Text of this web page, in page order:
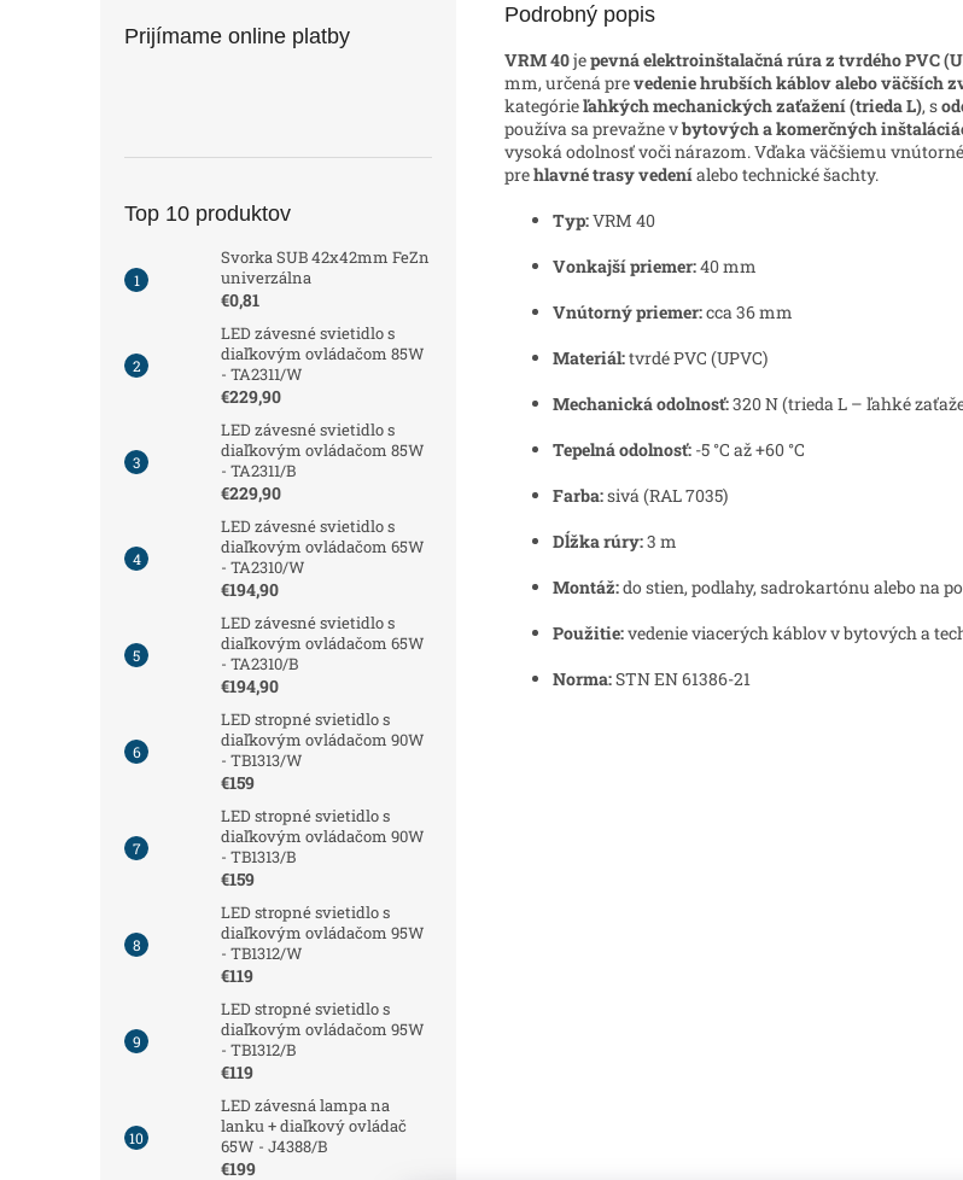
Prijímame online platby
Top 10 produktov
Svorka SUB 42x42mm FeZn
univerzálna
€0,81
LED závesné svietidlo s
diaľkovým ovládačom 85W
- TA2311/W
€229,90
LED závesné svietidlo s
diaľkovým ovládačom 85W
- TA2311/B
€229,90
LED závesné svietidlo s
diaľkovým ovládačom 65W
- TA2310/W
€194,90
LED závesné svietidlo s
diaľkovým ovládačom 65W
- TA2310/B
€194,90
LED stropné svietidlo s
diaľkovým ovládačom 90W
- TB1313/W
€159
LED stropné svietidlo s
diaľkovým ovládačom 90W
- TB1313/B
€159
LED stropné svietidlo s
diaľkovým ovládačom 95W
- TB1312/W
€119
LED stropné svietidlo s
diaľkovým ovládačom 95W
- TB1312/B
€119
LED závesná lampa na
lanku + diaľkový ovládač
65W - J4388/B
€199
Podrobný popis
VRM 40jepevná elektroinštalačná rúra z tvrdého PVC
mm, určená prevedenie hrubších káblov alebo väčších
kategórieľahkých mechanických zaťažení (trieda L), s
používa sa prevažne vbytových a komerčných
vysoká odolnosť voči nárazom. Vďaka väčšiemu
prehlavné trasy vedeníalebo technické šachty.
Typ:VRM 40
Vonkajší priemer:40 mm
Vnútorný priemer:cca 36 mm
Materiál:tvrdé PVC (UPVC)
Mechanická odolnosť:320 N (trieda L – ľahké
Tepelná odolnosť: -5 °C až +60 °C
Farba:sivá (RAL 7035)
Dĺžka rúry:3 m
Montáž:do stien, podlahy, sadrokartónu alebo na
Použitie:vedenie viacerých káblov v bytových a
Norma:STN EN 61386-21